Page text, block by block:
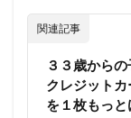
関連記事
３３歳からの
クレジット
を１枚もっ